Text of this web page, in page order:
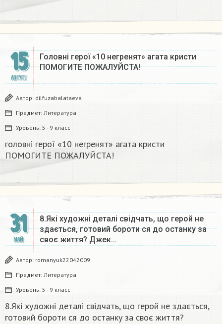
15
АВГУСТ
Головні герої «10 негренят» агата кристи
ПОМОГИТЕ ПОЖАЛУЙСТА!​
Автор: dilfuzabalataeva
Предмет: Литература
Уровень: 5 - 9 класс
головні герої «10 негренят» агата кристи
ПОМОГИТЕ ПОЖАЛУЙСТА!​
31
МАЙ
8.Які художні деталі свідчать, що герой не
здається, готовий бороти ся до останку за
своє життя? Джек…
Автор: romanyuk22042009
Предмет: Литература
Уровень: 5 - 9 класс
8.Які художні деталі свідчать, що герой не здається,
готовий бороти ся до останку за своє життя?